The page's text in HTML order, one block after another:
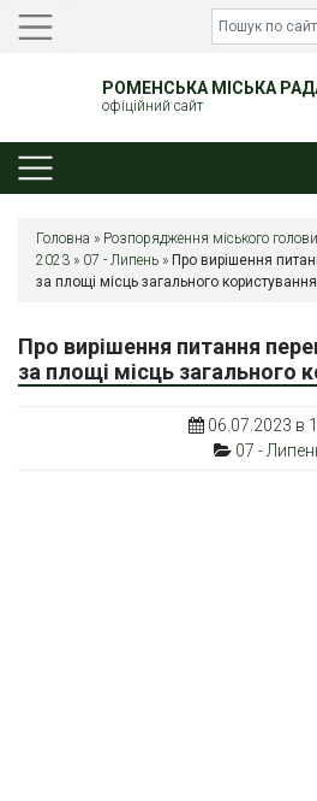
РОМЕНСЬКА МІСЬКА
офіційний сайт
Головна » Розпорядження міського голови
2023 » 07 - Липень » Про вирішення
за площі місць загального користування
Про вирішення питання
за площі місць загального
06.07.2023 в
07 -